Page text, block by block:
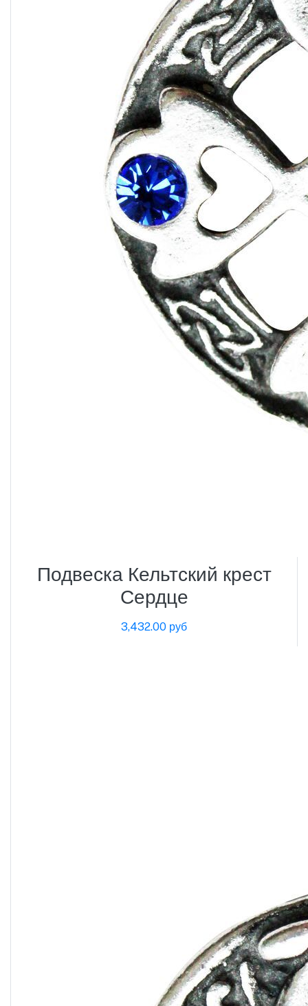
Подвеска Кельтский крест
Сердце
3,432.00 руб